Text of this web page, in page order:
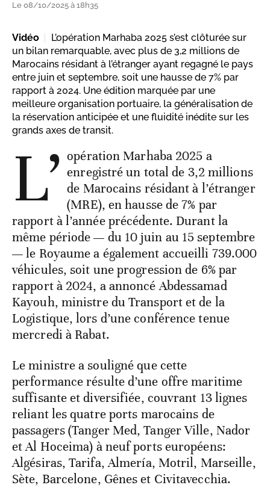
Le 08/10/2025 à 18h35
Vidéo
L’opération Marhaba 2025 s’est clôturée sur
un bilan remarquable, avec plus de 3,2 millions de
Marocains résidant à l’étranger ayant regagné le pays
entre juin et septembre, soit une hausse de 7% par
rapport à 2024. Une édition marquée par une
meilleure organisation portuaire, la généralisation de
la réservation anticipée et une fluidité inédite sur les
grands axes de transit.
L’ opération Marhaba 2025 a
enregistré un total de 3,2 millions
de Marocains résidant à l’étranger
(MRE), en hausse de 7% par
rapport à l’année précédente. Durant la
même période — du 10 juin au 15 septembre
— le Royaume a également accueilli 739.000
véhicules, soit une progression de 6% par
rapport à 2024, a annoncé Abdessamad
Kayouh, ministre du Transport et de la
Logistique, lors d’une conférence tenue
mercredi à Rabat.
Le ministre a souligné que cette
performance résulte d’une offre maritime
suffisante et diversifiée, couvrant 13 lignes
reliant les quatre ports marocains de
passagers (Tanger Med, Tanger Ville, Nador
et Al Hoceima) à neuf ports européens:
Algésiras, Tarifa, Almería, Motril, Marseille,
Sète, Barcelone, Gênes et Civitavecchia.